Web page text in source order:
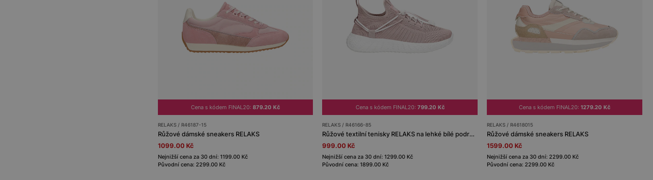
Cena s kódem FINAL20: 879.20 Kč
RELAKS / R46187-15
Růžové dámské sneakers RELAKS
1099.00 Kč
Nejnižší cena za 30 dní: 1199.00 Kč
Původní cena: 2299.00 Kč
Cena s kódem FINAL20: 799.20 Kč
RELAKS / R46166-85
Růžové textilní tenisky RELAKS na lehké bílé podrážce
999.00 Kč
Nejnižší cena za 30 dní: 1299.00 Kč
Původní cena: 1899.00 Kč
Cena s kódem FINAL20:1279.20 Kč
RELAKS / R4618015
Růžové dámské sneakers RELAKS
1599.00 Kč
Nejnižší cena za 30 dní: 2299.00 Kč
Původní cena: 2299.00 Kč